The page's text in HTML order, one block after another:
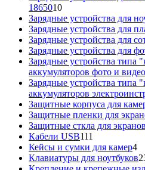
186501010
товаров
Зарядные устройства для
Зарядные устройства для
Зарядные устройства для
Зарядные устройства для
Зарядные устройства типа
аккумуляторов фото и
Зарядные устройства типа
аккумуляторов
Защитные корпуса для
Защитные пленки для
Защитные сткла для
Кабели USB111
товаров
Кейсы и сумки для камер44
Клавиатуры для ноутбуков